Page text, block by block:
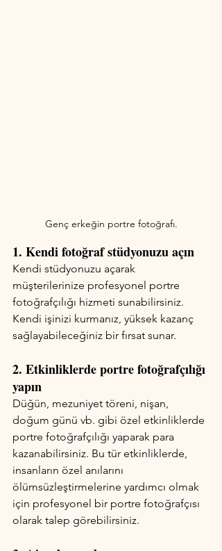
Genç erkeğin portre fotoğrafı.
1. Kendi fotoğraf stüdyonuzu açın
Kendi stüdyonuzu açarak
müşterilerinize profesyonel portre
fotoğrafçılığı hizmeti sunabilirsiniz.
Kendi işinizi kurmanız, yüksek kazanç
sağlayabileceğiniz bir fırsat sunar.
2. Etkinliklerde portre fotoğrafçılığı
yapın
Düğün, mezuniyet töreni, nişan,
doğum günü vb. gibi özel etkinliklerde
portre fotoğrafçılığı yaparak para
kazanabilirsiniz. Bu tür etkinliklerde,
insanların özel anılarını
ölümsüzleştirmelerine yardımcı olmak
için profesyonel bir portre fotoğrafçısı
olarak talep görebilirsiniz.